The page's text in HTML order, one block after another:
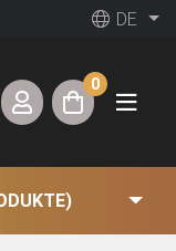
DE
0